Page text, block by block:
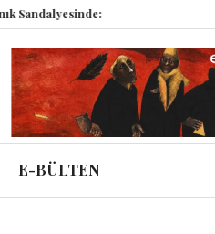
Epstein vakası kadim tanrıları
E-BÜLTEN